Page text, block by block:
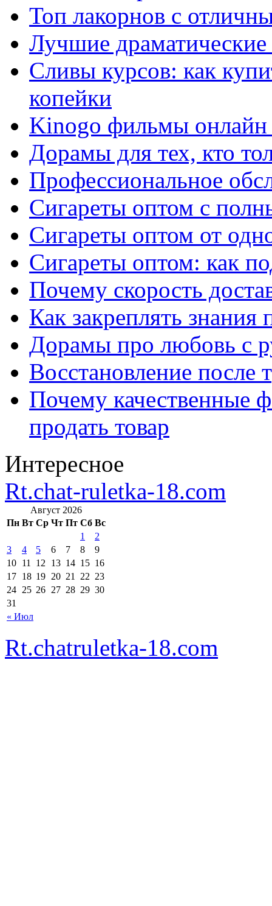
Топ лакорнов с
Лучшие
Сливы курсов: как
копейки
Kinogo фильмы онлайн
Дорамы для тех, кто
Профессиональное
Сигареты оптом с
Сигареты оптом от
Сигареты оптом: как
Почему скорость
Как закреплять знания
Дорамы про любовь с
Восстановление после
Почему качественные
продать товар
Интересное
Rt.chat-ruletka-18.com
Август 2026
Пн Вт Ср Чт Пт Сб Вс
« Июл
1
2
3
4 5 6 7 8
9
10 11 12 13 14 15 16
17 18 19 20 21 22 23
24 25 26 27 28 29 30
31
Rt.chatruletka-18.com